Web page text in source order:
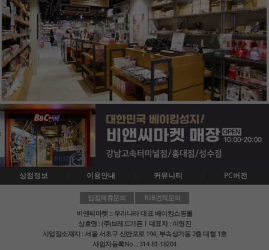
상점정보 이용안내 커뮤니티 PC버전
입점제휴문의
B2B견적문의
비앤씨마켓 :: 우리나라 대표 베이킹쇼핑몰
상호명 : (주)브레드가든ㅣ대표자 : 이영진
사업장소재지 : 서울 서초구 신반포로 194, 부속상가동 2층 대형 1호
사업자등록No. : 314-81-18204